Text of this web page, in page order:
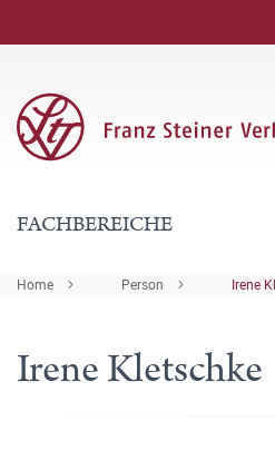
FACHBEREICHE
Home Person Irene
Irene Kletschke